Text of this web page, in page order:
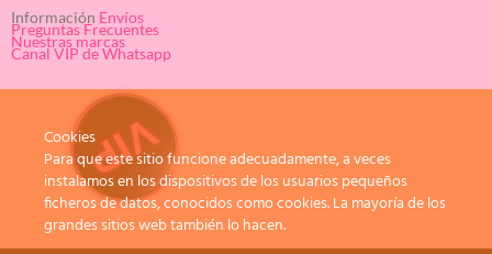
Información Envíos
Preguntas Frecuentes
Nuestras marcas
Canal VIP de Whatsapp
Cookies
Para que este sitio funcione adecuadamente, a veces
instalamos en los dispositivos de los usuarios pequeños
ficheros de datos, conocidos como cookies. La mayoría de los
grandes sitios web también lo hacen.